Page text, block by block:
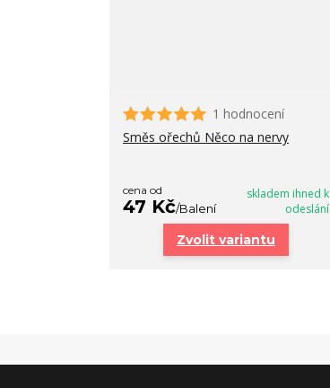
1 hodnocení
Směs ořechů Něco na nervy
cena od
47 Kč/Balení
skladem ihned k
odeslání
Zvolit variantu